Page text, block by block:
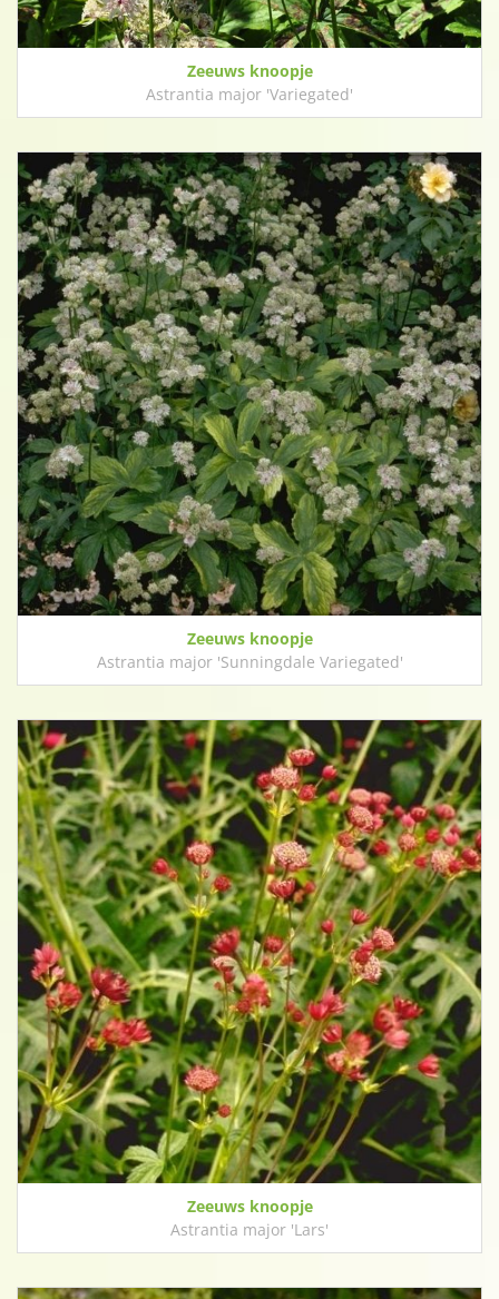
Zeeuws knoopje
Astrantia major 'Variegated'
Zeeuws knoopje
Astrantia major 'Sunningdale Variegated'
Zeeuws knoopje
Astrantia major 'Lars'